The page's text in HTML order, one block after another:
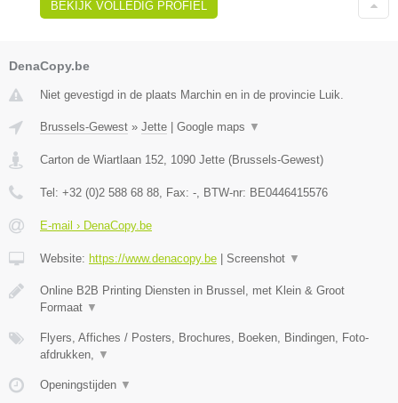
BEKIJK VOLLEDIG PROFIEL
DenaCopy.be
Niet gevestigd in de plaats Marchin en in de provincie Luik.
Brussels-Gewest » Jette Google maps ▼
Carton de Wiartlaan 152 1090 Jette (Brussels-Gewest)
Tel: +32 (0)2 588 68 88 , Fax: - , BTW-nr: BE0446415576
E-mail › DenaCopy.be
Website: https://www.denacopy.be Screenshot ▼
Online B2B Printing Diensten in Brussel, met Klein & Groot
Formaat ▼
Flyers, Affiches / Posters, Brochures, Boeken, Bindingen, Foto-
afdrukken,
▼
Openingstijden ▼